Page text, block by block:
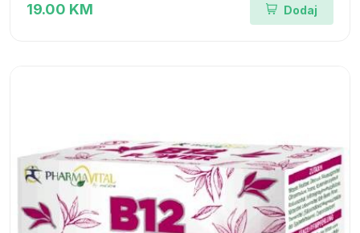
19.00 KM Dodaj